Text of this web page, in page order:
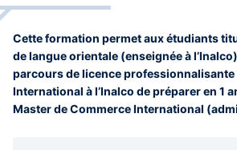
Cette formation permet aux étudiants
de langue orientale (enseignée à
parcours de licence professionnalisante
International à l’Inalco de préparer en 1
Master de Commerce International